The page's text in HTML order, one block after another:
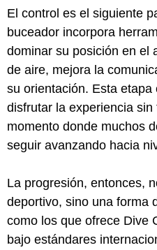
El control es el siguiente
buceador incorpora
dominar su posición en el
de aire, mejora la
su orientación. Esta
disfrutar la experiencia
momento donde muchos
seguir avanzando hacia
La progresión, entonces,
deportivo, sino una forma
como los que ofrece Dive
bajo estándares